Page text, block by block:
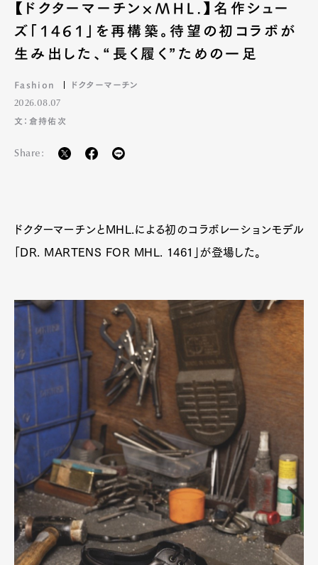
【ドクターマーチン×MHL.】名作シュー
ズ「1461」を再構築。待望の初コラボが
生み出した、“長く履く”ための一足
Fashion ドクターマーチン
2026.08.07
文：倉持佑次
Share:
ドクターマーチンとMHL.による初のコラボレーションモデル
「DR. MARTENS FOR MHL. 1461」が登場した。